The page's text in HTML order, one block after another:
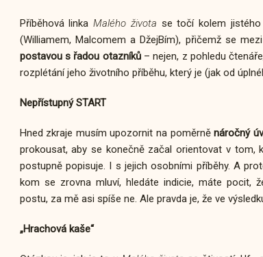
Příběhová linkaMalého života se točí kolem
(Williamem, Malcomem a DžejBím), přičemž se
postavou s řadou otazníků – nejen, z pohledu
rozplétání jeho životního příběhu, který je (jak od
Nepřístupný START
Hned zkraje musím upozornit na poměrněnáročný
prokousat, aby se konečně začal orientovat v tom,
postupně popisuje. I s jejich osobními příběhy. A
kom se zrovna mluví, hledáte indicie, máte pocit,
postu, za mě asi spíše ne. Ale pravda je, že ve
„Hrachová kaše“